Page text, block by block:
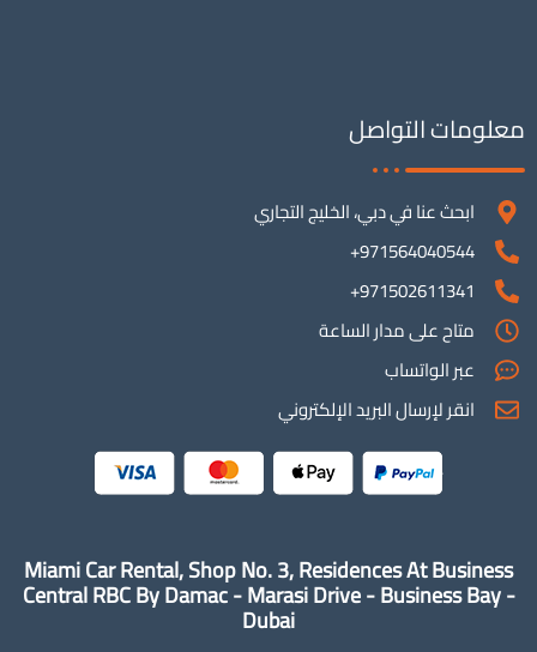
معلومات التواصل
ابحث عنا في دبي، الخليج التجاري
971564040544+
971502611341+
متاح على مدار الساعة
عبر الواتساب
انقر لإرسال البريد الإلكتروني
Miami Car Rental, Shop No. 3, Residences At Business
Central RBC By Damac - Marasi Drive - Business Bay -
Dubai